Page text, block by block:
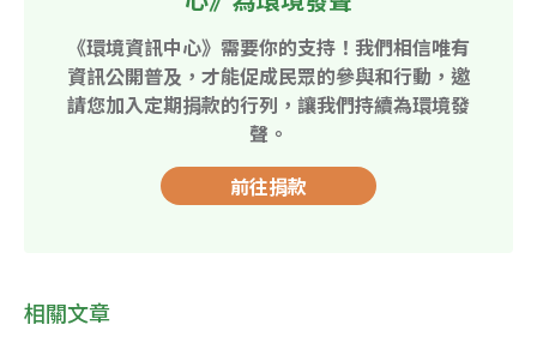
《環境資訊中心》需要你的支持！我們相信唯有
資訊公開普及，才能促成民眾的參與和行動，邀
請您加入定期捐款的行列，讓我們持續為環境發
聲。
前往捐款
相關文章